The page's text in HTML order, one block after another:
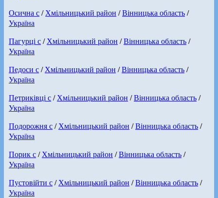
Осична с/Хмільницький район /Вінницька область/
Україна
Пагурці с/Хмільницький район /Вінницька область/
Україна
Педоси с/Хмільницький район /Вінницька область/
Україна
Петриківці с/Хмільницький район /Вінницька область/
Україна
Подорожня с/Хмільницький район /Вінницька область/
Україна
Порик с/Хмільницький район /Вінницька область/
Україна
Пустовійти с/Хмільницький район /Вінницька область/
Україна